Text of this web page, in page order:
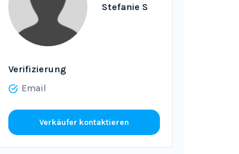
Stefanie S
Verifizierung
Email
Verkäufer kontaktieren